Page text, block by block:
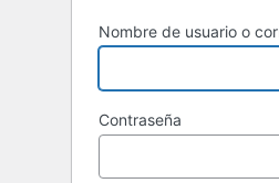
Nombre de usuario o
Contraseña